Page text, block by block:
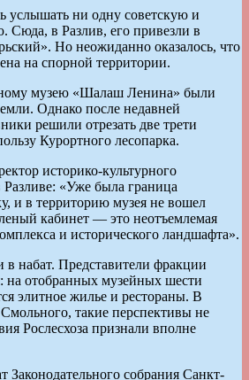
услышать ни одну советскую и
в Разлив, его привезли в
Но неожиданно оказалось, что
на спорной территории.
музею «Шалаш Ленина» были
Однако после недавней
решили отрезать две трети
Курортного лесопарка.
историко-культурного
Разливе: «Уже была граница
и в территорию музея не вошел
кабинет — это неотъемлемая
и исторического ландшафта».
в набат. Представители фракции
отобранных музейных шести
элитное жилье и рестораны. В
такие перспективы не
Рослесхоза признали вполне
Законодательного собрания Санкт-